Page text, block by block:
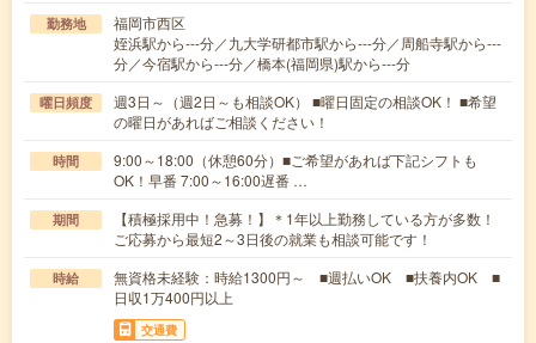
勤務地
福岡市西区
姪浜駅から---分／九大学研都市駅から---分／周船寺駅から---
分／今宿駅から---分／橋本(福岡県)駅から---分
曜日頻度
週3日～（週2日～も相談OK） ■曜日固定の相談OK！ ■希望
の曜日があればご相談ください！
時間
9:00～18:00（休憩60分）■ご希望があれば下記シフトも
OK！早番 7:00～16:00遅番 …
期間
【積極採用中！急募！】＊1年以上勤務している方が多数！
ご応募から最短2～3日後の就業も相談可能です！
時給
無資格未経験：時給1300円～ ■週払いOK ■扶養内OK ■
日収1万400円以上
交通費